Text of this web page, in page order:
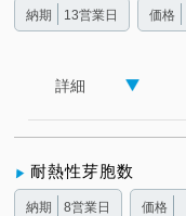
納期 13営業日 価格
詳細
耐熱性芽胞数
納期 8営業日 価格